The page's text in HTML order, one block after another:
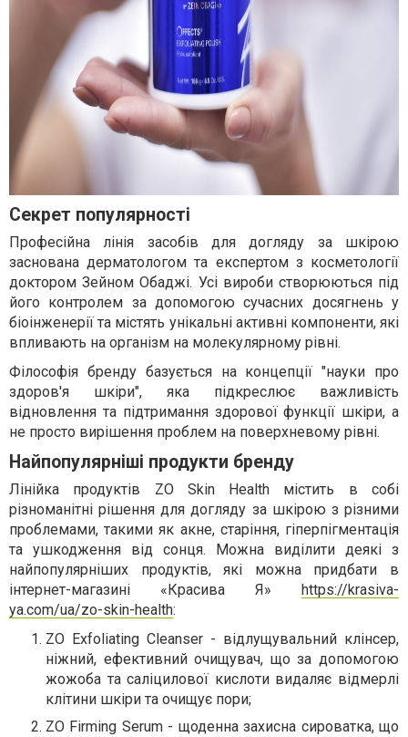
Секрет популярності
Професійна лінія засобів для догляду за шкірою
заснована дерматологом та експертом з косметології
доктором Зейном Обаджі. Усі вироби створюються під
його контролем за допомогою сучасних досягнень у
біоінженерії та містять унікальні активні компоненти, які
впливають на організм на молекулярному рівні.
Філософія бренду базується на концепції "науки про
здоров'я шкіри", яка підкреслює важливість
відновлення та підтримання здорової функції шкіри, а
не просто вирішення проблем на поверхневому рівні.
Найпопулярніші продукти бренду
Лінійка продуктів ZO Skin Health містить в собі
різноманітні рішення для догляду за шкірою з різними
проблемами, такими як акне, старіння, гіперпігментація
та ушкодження від сонця. Можна виділити деякі з
найпопулярніших продуктів, які можна придбати в
інтернет-магазині «Красива Я» https://krasiva-
ya.com/ua/zo-skin-health:
ZO Exfoliating Cleanser - відлущувальний клінсер,
ніжний, ефективний очищувач, що за допомогою
жожоба та саліцилової кислоти видаляє відмерлі
клітини шкіри та очищує пори;
ZO Firming Serum - щоденна захисна сироватка, що